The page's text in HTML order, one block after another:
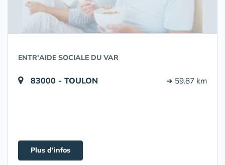
ENTR'AIDE SOCIALE DU VAR
83000 - TOULON ➔ 59.87 km
Plus d'infos